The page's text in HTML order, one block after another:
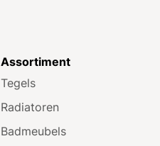
Assortiment
Tegels
Radiatoren
Badmeubels